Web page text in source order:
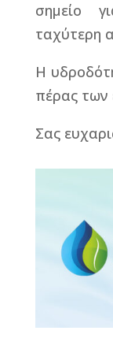
σημείο
ταχύτερη
Η
πέρας των
Σας